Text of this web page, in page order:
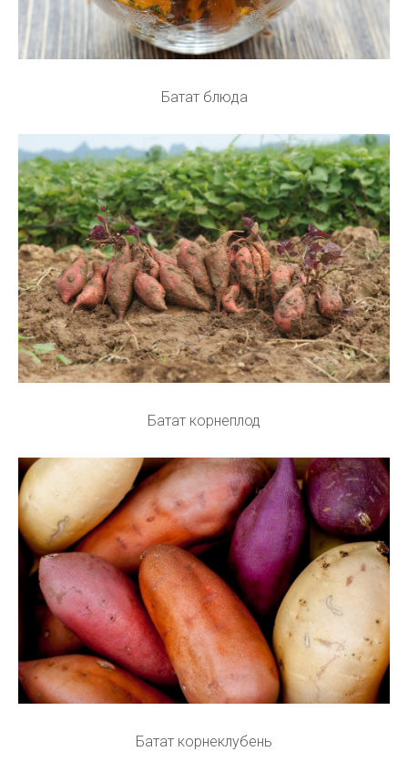
Батат блюда
Батат корнеплод
Батат корнеклубень